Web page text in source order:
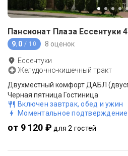
Пансионат Плаза Ессентуки 4
9.0 / 10 8 оценок
Ессентуки
Желудочно-кишечный тракт
Двухместный комфорт ДАБЛ
Черная пятница Гостиница
Включен завтрак, обед и ужин
Моментальное подтверждение
от 9 120 ₽ для 2 гостей